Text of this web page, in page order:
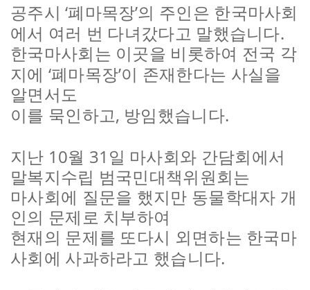
공주시‘폐마목장’의 주인은 한국마사회
에서 여러 번 다녀갔다고 말했습니다.
한국마사회는 이곳을 비롯하여 전국 각
지에 ‘폐마목장’이 존재한다는 사실을
알면서도
이를 묵인하고, 방임했습니다.
지난 10월 31 일 마사회와 간담회에서
말복지수립 범국민대책위원회는
마사회에 질문을 했지만 동물학대자 개
인의 문제로 치부하여
현재의 문제를 또다시 외면하는 한국마
사회에 사과하라고 했습니다.